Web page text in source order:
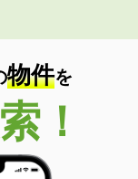
物件を
！